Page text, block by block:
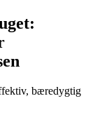
bæredygtig